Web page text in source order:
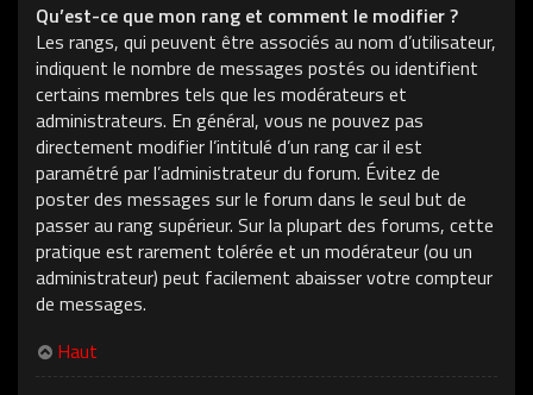
Qu’est-ce que mon rang et comment le modifier ?
Les rangs, qui peuvent être associés au nom d’utilisateur,
indiquent le nombre de messages postés ou identifient
certains membres tels que les modérateurs et
administrateurs. En général, vous ne pouvez pas
directement modifier l’intitulé d’un rang car il est
paramétré par l’administrateur du forum. Évitez de
poster des messages sur le forum dans le seul but de
passer au rang supérieur. Sur la plupart des forums, cette
pratique est rarement tolérée et un modérateur (ou un
administrateur) peut facilement abaisser votre compteur
de messages.
Haut